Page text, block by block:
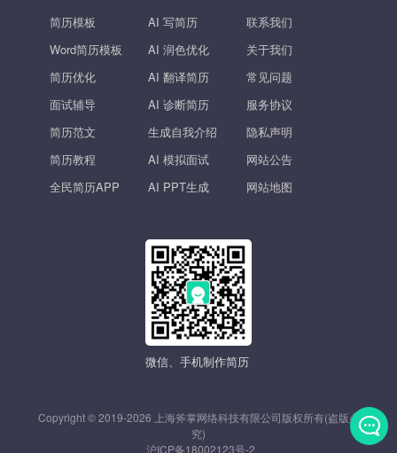
简历模板
Word简历模板
简历优化
面试辅导
简历范文
简历教程
全民简历APP
AI 写简历
AI 润色优化
AI 翻译简历
AI 诊断简历
生成自我介绍
AI 模拟面试
AI PPT生成
联系我们
关于我们
常见问题
服务协议
隐私声明
网站公告
网站地图
微信、手机制作简历
Copyright © 2019-2026 上海斧掌网络科技有限公司版权所有(盗版必
究)
沪ICP备18002123号-2